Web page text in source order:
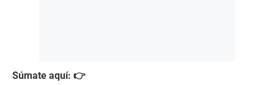
Súmate aquí: 👉